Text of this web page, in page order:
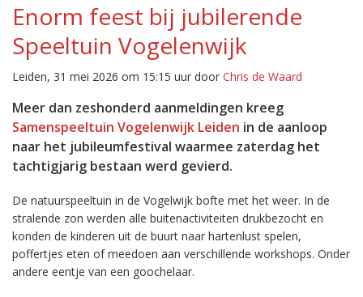
Enorm feest bij jubilerende
Speeltuin Vogelenwijk
Leiden, 31 mei 2026 om 15:15 uur door Chris de Waard
Meer dan zeshonderd aanmeldingen kreeg
Samenspeeltuin Vogelenwijk Leiden in de aanloop
naar het jubileumfestival waarmee zaterdag het
tachtigjarig bestaan werd gevierd.
De natuurspeeltuin in de Vogelwijk bofte met het weer. In de
stralende zon werden alle buitenactiviteiten drukbezocht en
konden de kinderen uit de buurt naar hartenlust spelen,
poffertjes eten of meedoen aan verschillende workshops. Onder
andere eentje van een goochelaar.